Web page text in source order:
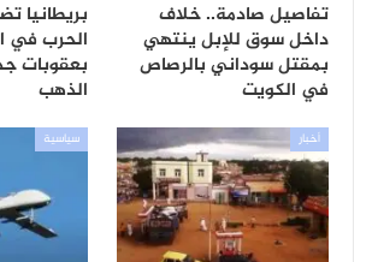
تفاصيل صادمة.. خلاف
داخل سوق للإبل ينتهي
بمقتل سوداني بالرصاص
في الكويت
بريطانيا
الحرب في
بعقوبات
الذهب
أخبار سياسية